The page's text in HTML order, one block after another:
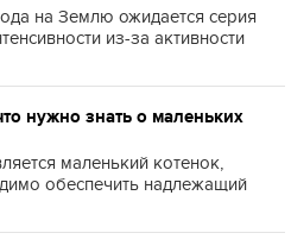
на Землю ожидается серия
из-за активности
нужно знать о маленьких
маленький котенок,
обеспечить надлежащий